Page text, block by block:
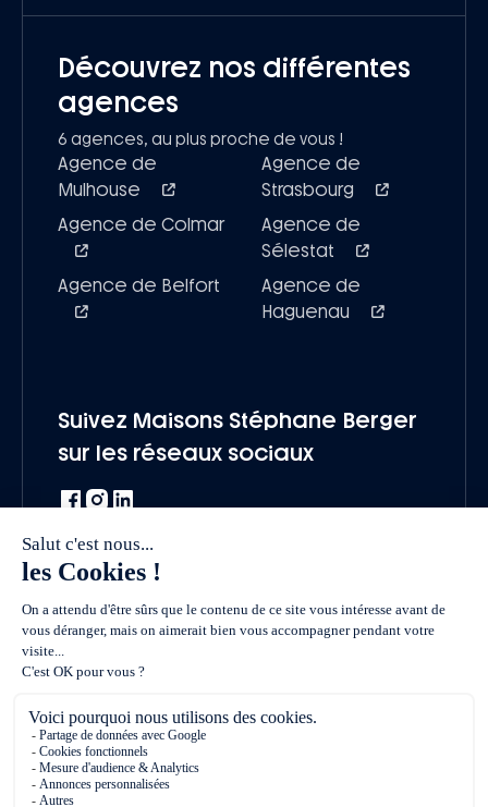
Découvrez nos différentes
agences
6 agences, au plus proche de vous !
Agence de
Mulhouse
Agence de
Strasbourg
Agence de Colmar
Agence de
Sélestat
Agence de Belfort
Agence de
Haguenau
Suivez Maisons Stéphane Berger
sur les réseaux sociaux
Une marque du groupe Vivialys
Vendre un terrain
Nous rejoindre